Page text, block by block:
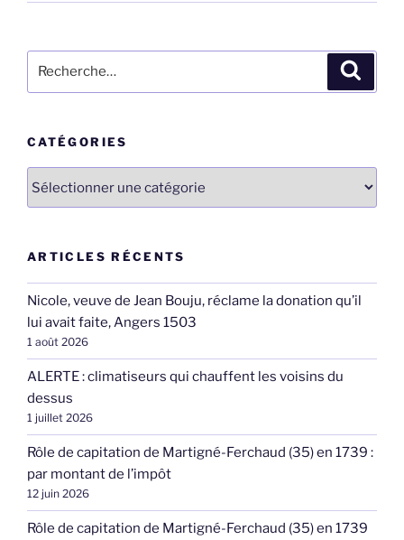
pour
CATÉGORIES
ARTICLES RÉCENTS
Nicole, veuve de Jean Bouju, réclame la donation qu’il
lui avait faite, Angers 1503
1 août 2026
ALERTE : climatiseurs qui chauffent les voisins du
dessus
1 juillet 2026
Rôle de capitation de Martigné-Ferchaud (35) en 1739 :
par montant de l’impôt
12 juin 2026
Rôle de capitation de Martigné-Ferchaud (35) en 1739